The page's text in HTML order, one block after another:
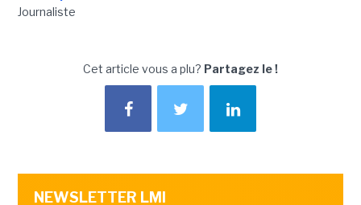
Journaliste
Cet article vous a plu? Partagez le !
NEWSLETTER LMI